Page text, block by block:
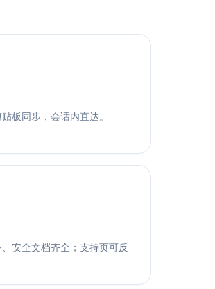
板同步，会话内直达。
安全文档齐全；支持页可反